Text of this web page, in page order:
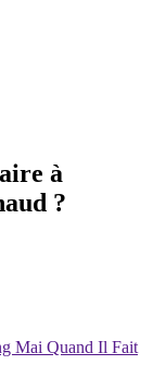
à
?
Mai Quand Il Fait